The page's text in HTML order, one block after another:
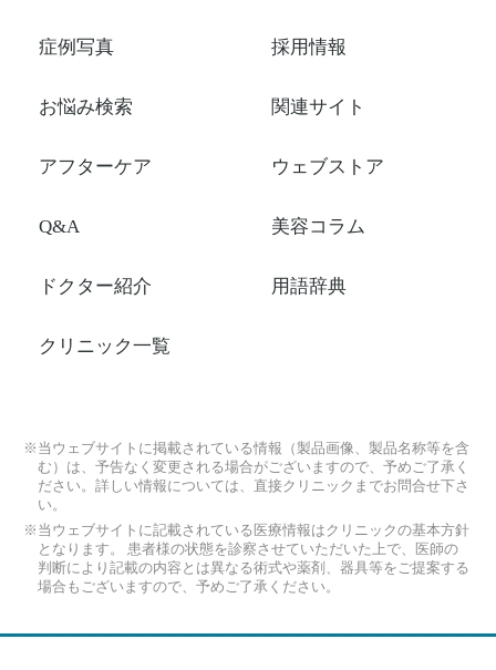
症例写真
お悩み検索
アフターケア
Q&A
ドクター紹介
クリニック一覧
採用情報
関連サイト
ウェブストア
美容コラム
用語辞典
※当ウェブサイトに掲載されている情報（製品画像、製品名称等を含
む）は、予告なく変更される場合がございますので、予めご了承く
ださい。詳しい情報については、直接クリニックまでお問合せ下さ
い。
※当ウェブサイトに記載されている医療情報はクリニックの基本方針
となります。 患者様の状態を診察させていただいた上で、医師の
判断により記載の内容とは異なる術式や薬剤、器具等をご提案する
場合もございますので、予めご了承ください。